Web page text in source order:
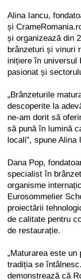
Alina Iancu,
și
și organizează din
brânzeturi și vinuri
inițiere în universul
pasionat și
„Brânzeturile
descoperite la
ne-am dorit să
să pună în lumină
locali”, spune
Dana Pop,
specialist în
organisme
Eurosommelier
proiectării
de calitate pentru
de restaurație.
„Maturarea este
tradiția se
demonstrează că